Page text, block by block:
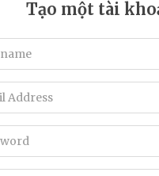
Tạo một tài